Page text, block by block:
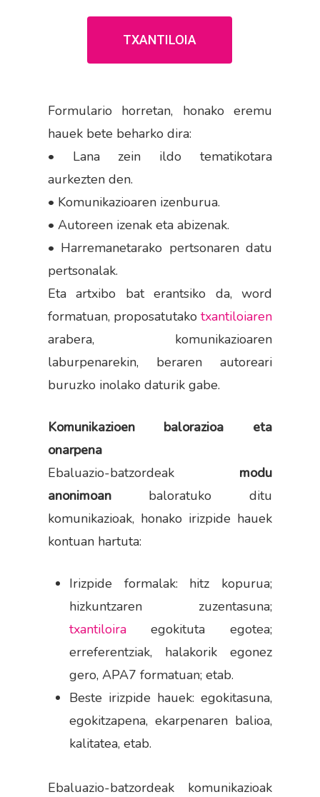
TXANTILOIA
Formulario horretan, honako eremu
hauek bete beharko dira:
• Lana zein ildo tematikotara
aurkezten den.
• Komunikazioaren izenburua.
• Autoreen izenak eta abizenak.
• Harremanetarako pertsonaren datu
pertsonalak.
Eta artxibo bat erantsiko da, word
formatuan, proposatutakotxantiloiaren
arabera, komunikazioaren
laburpenarekin, beraren autoreari
buruzko inolako daturik gabe.
Komunikazioen balorazioa eta
onarpena
Ebaluazio-batzordeak modu
anonimoanbaloratuko ditu
komunikazioak, honako irizpide hauek
kontuan hartuta:
Irizpide formalak: hitz kopurua;
hizkuntzaren zuzentasuna;
txantiloiraegokituta egotea;
erreferentziak, halakorik egonez
gero, APA7 formatuan; etab.
Beste irizpide hauek: egokitasuna,
egokitzapena, ekarpenaren balioa,
kalitatea, etab.
Ebaluazio-batzordeak komunikazioak